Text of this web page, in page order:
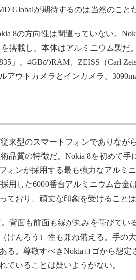
Globalが期待するのは当然のこと
8の方向性は間違っていない。
搭載し、本体はアルミニウム製だ
」、4GBのRAM、ZEISS（Carl
アウトカメラとインカメラ、
来型のスマートフォンでありなが
品質の特徴だ。Nokia 8を初めて
ォンが採用する最も強力なアルミ
用した6000番台アルミニウム合金
ており、頑丈な印象を受けることは
背面も前面も縁が丸みを帯びてい
けんろう）性も兼ね備える。手の
る。尊敬すべきNokiaロゴから想定
ていることは疑いようがない。